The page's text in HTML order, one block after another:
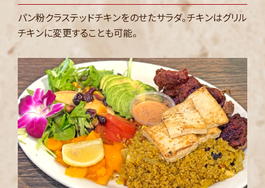
パン粉クラステッドチキンをのせたサラダ。チキンはグリル
チキンに変更することも可能。